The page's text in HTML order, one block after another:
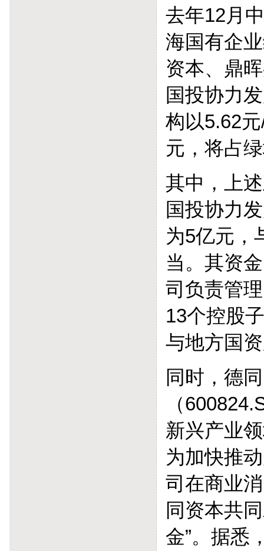
去年12月
海国有企
资本、鼎
国投协力
构以5.62
元，将占
其中，上
国投协力
为5亿元，
当。其资
司负责管
13个控股
与地方国
同时，德
（
新兴产业
为加快推
司在商业
同资本共
金”。据悉